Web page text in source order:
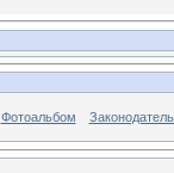
Фотоальбом